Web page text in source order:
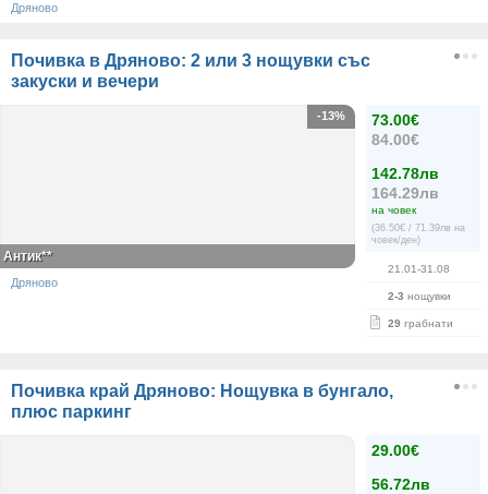
Дряново
Почивка в Дряново: 2 или 3 нощувки със
закуски и вечери
73.00€
84.00€
142.78лв
164.29лв
на човек
(36.50€ / 71.39лв на
човек/ден)
21.01-31.08
2-3 нощувки
29 грабнати
-13%
Антик**
Дряново
Почивка край Дряново: Нощувка в бунгало,
плюс паркинг
29.00€
56.72лв